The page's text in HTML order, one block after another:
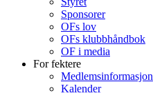
Sponsorer
OFs lov
OFs klubbhåndbok
OF i media
For fektere
Medlemsinformasjon
Kalender